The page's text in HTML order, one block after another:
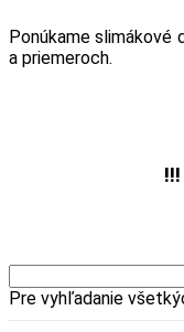
Ponúkame slimákové
a priemeroch.
!!!
Pre vyhľadanie